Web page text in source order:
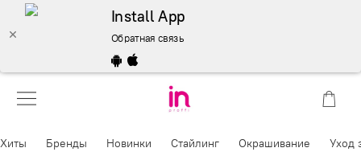
Install App
Обратная связь
Хиты Бренды Новинки Стайлинг Окрашивание Уход